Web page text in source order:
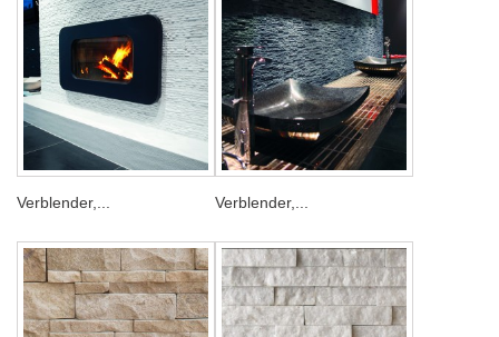
Verblender,... Verblender,...